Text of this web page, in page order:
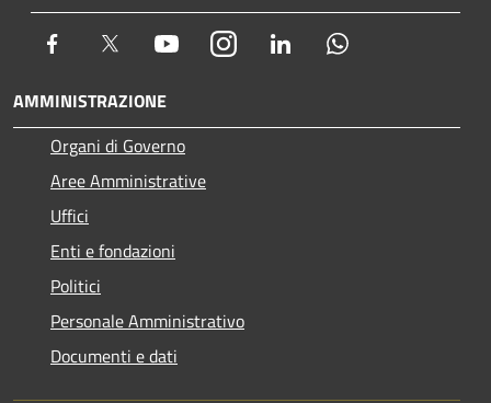
Facebook Twitter YoutubeInstagram LinkedIn
AMMINISTRAZIONE
Organi di Governo
Aree Amministrative
Uffici
Enti e fondazioni
Politici
Personale Amministrativo
Documenti e dati